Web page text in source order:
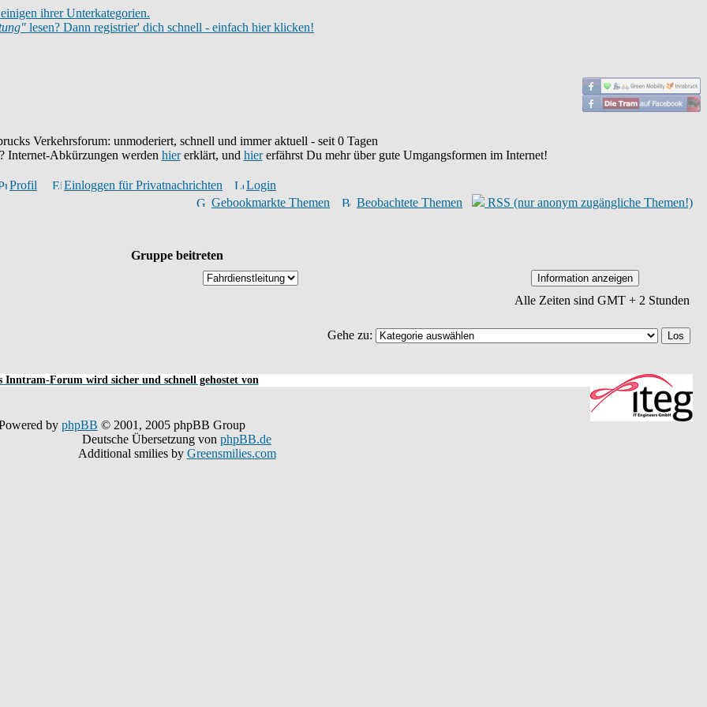
ihrer Unterkategorien.
lesen? Dann registrier' dich schnell - einfach hier klicken!
Verkehrsforum: unmoderiert, schnell und immer aktuell - seit 0 Tagen
Internet-Abkürzungen werden hiererklärt, und hiererfährst Du mehr über gute Umgangsformen im Internet!
Profil Einloggen für Privatnachrichten
Login
Gebookmarkte Themen
Beobachtete Themen RSS (nur anonym zugängliche Themen!)
Gruppe beitreten
Alle Zeiten sind GMT + 2 Stunden
Gehe zu:
Inntram-Forum wird sicher und schnell gehostet von
by phpBB © 2001, 2005 phpBB Group
Deutsche Übersetzung von phpBB.de
Additional smilies by Greensmilies.com